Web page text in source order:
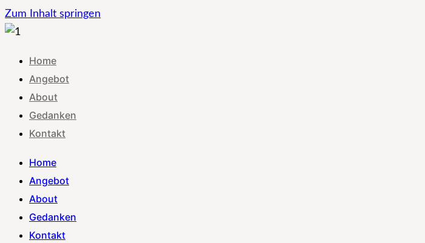
Zum Inhalt springen
Home
Angebot
About
Gedanken
Kontakt
Home
Angebot
About
Gedanken
Kontakt